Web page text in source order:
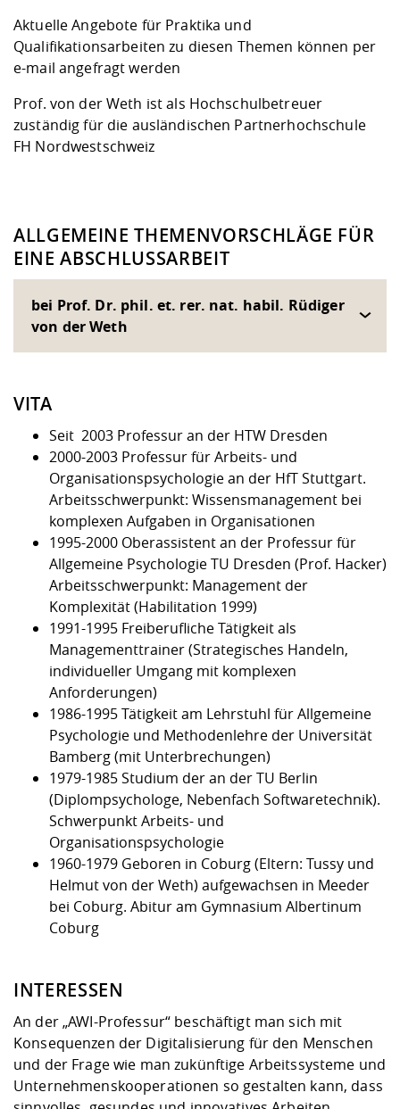
Aktuelle Angebote für Praktika und
Qualifikationsarbeiten zu diesen Themen können per
e-mail angefragt werden
Prof. von der Weth ist als Hochschulbetreuer
zuständig für die ausländischen Partnerhochschule
FH Nordwestschweiz
ALLGEMEINE THEMENVORSCHLÄGE FÜR
EINE ABSCHLUSSARBEIT
bei Prof. Dr. phil. et. rer. nat. habil. Rüdiger
von der Weth
VITA
Seit 2003 Professur an der HTW Dresden
2000-2003 Professur für Arbeits- und
Organisationspsychologie an der HfT Stuttgart.
Arbeitsschwerpunkt: Wissensmanagement bei
komplexen Aufgaben in Organisationen
1995-2000 Oberassistent an der Professur für
Allgemeine Psychologie TU Dresden (Prof. Hacker)
Arbeitsschwerpunkt: Management der
Komplexität (Habilitation 1999)
1991-1995 Freiberufliche Tätigkeit als
Managementtrainer (Strategisches Handeln,
individueller Umgang mit komplexen
Anforderungen)
1986-1995 Tätigkeit am Lehrstuhl für Allgemeine
Psychologie und Methodenlehre der Universität
Bamberg (mit Unterbrechungen)
1979-1985 Studium der an der TU Berlin
(Diplompsychologe, Nebenfach Softwaretechnik).
Schwerpunkt Arbeits- und
Organisationspsychologie
1960-1979 Geboren in Coburg (Eltern: Tussy und
Helmut von der Weth) aufgewachsen in Meeder
bei Coburg. Abitur am Gymnasium Albertinum
Coburg
INTERESSEN
An der „AWI-Professur“ beschäftigt man sich mit
Konsequenzen der Digitalisierung für den Menschen
und der Frage wie man zukünftige Arbeitssysteme und
Unternehmenskooperationen so gestalten kann, dass